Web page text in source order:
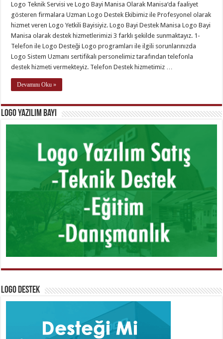
Logo Teknik Servisi ve Logo Bayi Manisa Olarak Manisa‘da faaliyet
gösteren firmalara Uzman Logo Destek Ekibimiz ile Profesyonel olarak
hizmet veren Logo Yetkili Bayisiyiz. Logo Bayi Destek Manisa Logo Bayi
Manisa olarak destek hizmetlerimizi 3 farklı şekilde sunmaktayız. 1-
Telefon ile Logo Desteği Logo programları ile ilgili sorunlarınızda
Logo Sistem Uzmanı sertifikalı personelimiz tarafından telefonla
destek hizmeti vermekteyiz. Telefon Destek hizmetimiz …
Devamını Oku »
Logo Yazılım Bayi
Logo Destek